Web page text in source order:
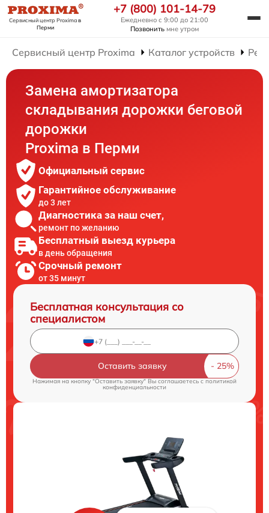
Сервисный центр Proximaв
Перми
+7 (800) 101-14-79
Ежедневно с 9:00 до 21:00
Позвонить мне утром
Сервисный центр Proxima Каталог устройств
Замена амортизатора
складывания дорожки беговой
дорожки
Proxima в Перми
Официальный сервис
Гарантийное обслуживание
до 3 лет
Диагностика за наш счет,
ремонт по желанию
Бесплатный выезд курьера
в день обращения
Срочный ремонт
от 35 минут
Бесплатная консультация со
специалистом
Оставить заявку
Нажимая на кнопку "Оставить заявку" Вы соглашаетесь cполитикой
конфиденциальности